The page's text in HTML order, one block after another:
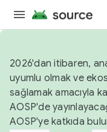
2026'dan itibaren,
uyumlu olmak ve
sağlamak amacıyla
AOSP'de
AOSP'ye katkıda